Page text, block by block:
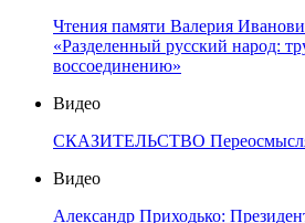
Чтения памяти Валерия
«Разделенный русский народ:
воссоединению»
Видео
СКАЗИТЕЛЬСТВО
Видео
Александр Приходько: